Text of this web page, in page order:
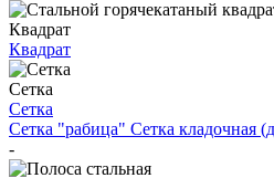
Квадрат
Квадрат
Сетка
Сетка
Сетка "рабица" Сетка кладочная
-